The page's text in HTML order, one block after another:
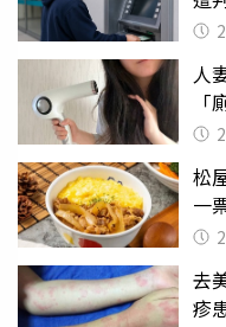
人
松
一
去
疹